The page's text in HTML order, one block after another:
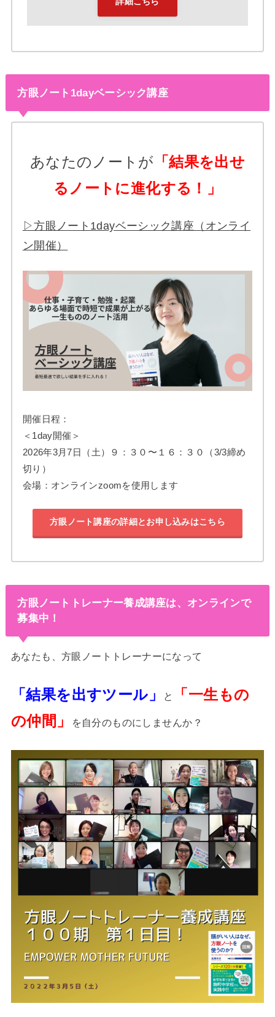
詳細こちら
方眼ノート1dayベーシック講座
あなたのノートが 「結果を出せ
るノートに進化する！」
▷方眼ノート1dayベーシック講座（オンライ
ン開催）
開催日程：
＜1day開催＞
2026年3月7日（土）９：３０〜１６：３０（3/3締め
切り）
会場：オンラインzoomを使用します
方眼ノート講座の詳細とお申し込みはこちら
方眼ノートトレーナー養成講座は、オンラインで
募集中！
あなたも、方眼ノートトレーナーになって
「結果を出すツール」 と
「一生もの
の仲間」
を自分のものにしませんか？